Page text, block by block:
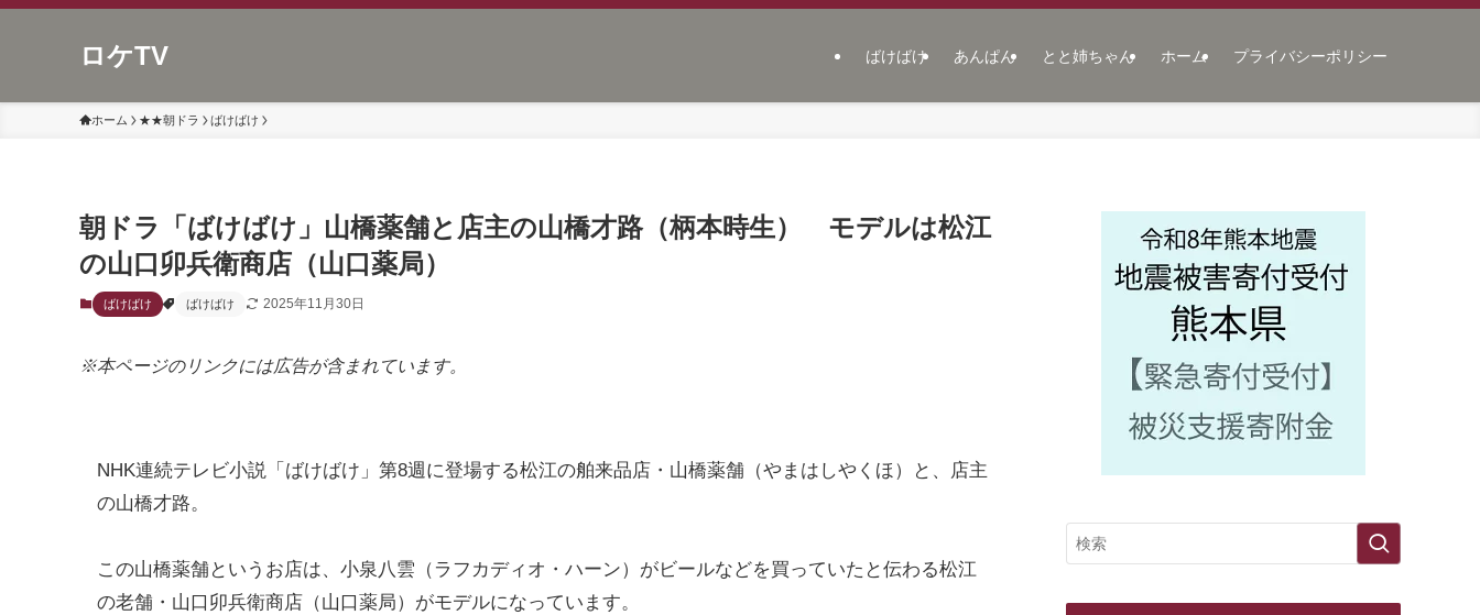
ロケTV ばけばけ あんぱん とと姉ちゃん ホーム プライバシーポリシー
ホーム ★★朝ドラ ばけばけ
朝ドラ「ばけばけ」山橋薬舗と店主の山橋才路（柄本時生） モデルは松江
の山口卯兵衛商店（山口薬局）
ばけばけ ばけばけ 2025年11月30日
※本ページのリンクには広告が含まれています。
NHK連続テレビ小説「ばけばけ」第8週に登場する松江の舶来品店・山橋薬舗（やまはしやくほ）と、店主
の山橋才路。
この山橋薬舗というお店は、小泉八雲（ラフカディオ・ハーン）がビールなどを買っていたと伝わる松江
の老舗・山口卯兵衛商店（山口薬局）がモデルになっています。